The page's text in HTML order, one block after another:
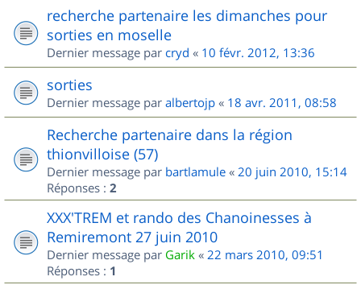
recherche partenaire les dimanches pour
sorties en moselle
Dernier message par cryd « 10 févr. 2012, 13:36
sorties
Dernier message par albertojp « 18 avr. 2011, 08:58
Recherche partenaire dans la région
thionvilloise (57)
Dernier message par bartlamule « 20 juin 2010, 15:14
Réponses : 2
XXX'TREM et rando des Chanoinesses à
Remiremont 27 juin 2010
Dernier message par Garik « 22 mars 2010, 09:51
Réponses : 1